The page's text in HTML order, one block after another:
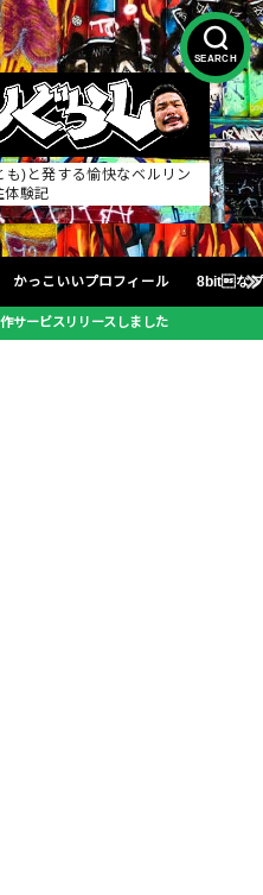
SEARCH
)と発する愉快なベルリン
体験記
かっこいいプロフィール 8bitな
サービスリリースしました